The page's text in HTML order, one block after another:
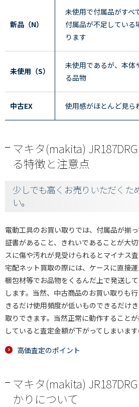
新品（N）
未使用で付属品がすべ
付属品が不足している
ります
未使用（S）
未使用であるが、本体
る品物
中古EX 使用感がほとんど見ら
マキタ(makita)
る特徴と注意点
少しでも高くお売りいただくた
い。
電動工具のお買い取りでは、付属品が揃
証書があること、きれいであることが大
スに傷や汚れが見受けられるとマイナス査
宅配ネット買取の際には、ケースに直接運
梱包材等でお品物をくるんだ上で発送し
します。当然、中古商品のお買い取りも
きるだけ使用頻度が低いものできるだけ
取りできます。当然正常に動作すること
していると査定金額が下がってしまいます
高価査定のポイント
マキタ(makita)
かりについて